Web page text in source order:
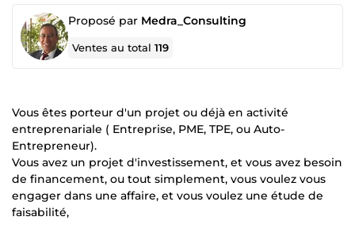
Proposé par Medra_Consulting
Ventes au total119
Vous êtes porteur d'un projet ou déjà en activité
entreprenariale ( Entreprise, PME, TPE, ou Auto-
Entrepreneur).
Vous avez un projet d'investissement, et vous avez besoin
de financement, ou tout simplement, vous voulez vous
engager dans une affaire, et vous voulez une étude de
faisabilité,